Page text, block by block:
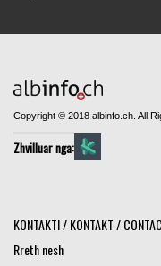
Copyright © 2018 albinfo.ch. All
Zhvilluar nga:
KONTAKTI / KONTAKT /
Rreth nesh